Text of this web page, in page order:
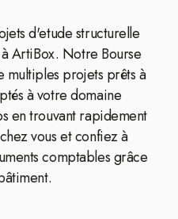
d'etude structurelle
ArtiBox. Notre Bourse
multiples projets prêts à
à votre domaine
en trouvant rapidement
vous et confiez à
comptables grâce